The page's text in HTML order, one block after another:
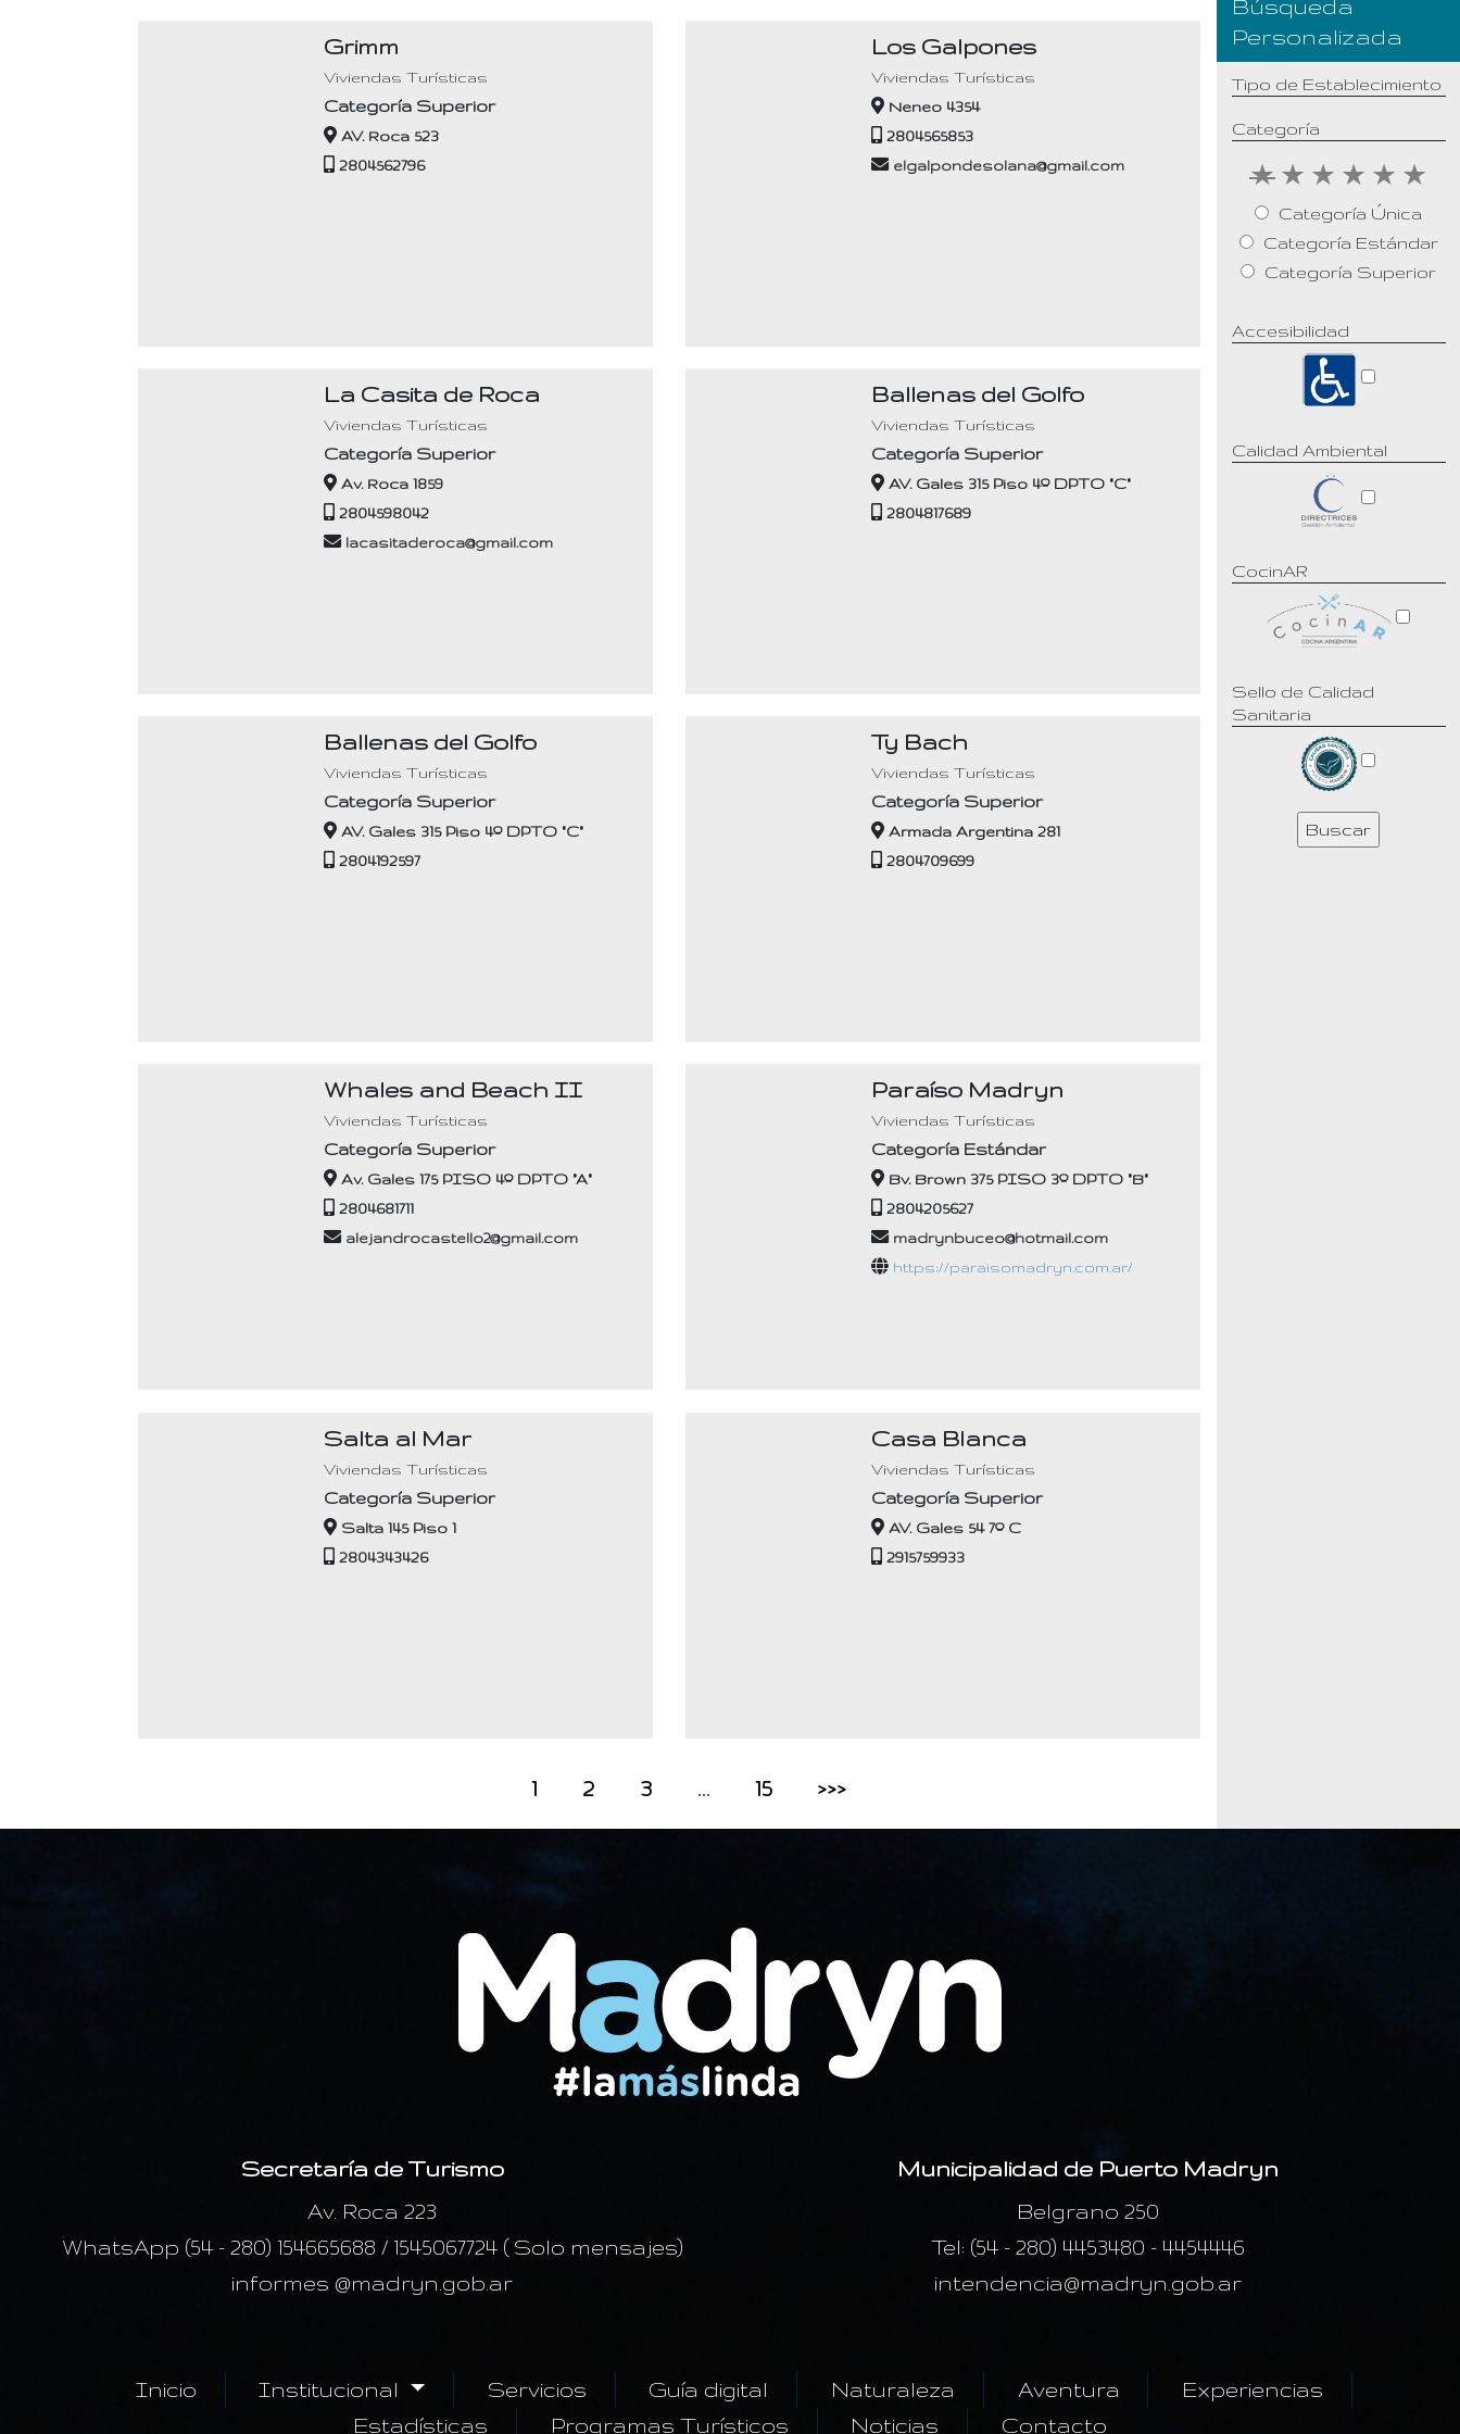
Programas Turísticos
Noticias
Contacto
Grimm
Viviendas Turísticas
Categoría Superior
AV. Roca 523
2804562796
Los Galpones
Viviendas Turísticas
Neneo 4354
2804565853
elgalpondesolana@gmail.com
La Casita de Roca
Viviendas Turísticas
Categoría Superior
Av. Roca 1859
2804598042
lacasitaderoca@gmail.com
Ballenas del Golfo
Viviendas Turísticas
Categoría Superior
AV. Gales 315 Piso 4º DPTO "C"
2804817689
Ballenas del Golfo
Viviendas Turísticas
Categoría Superior
AV. Gales 315 Piso 4º DPTO "C"
2804192597
Ty Bach
Viviendas Turísticas
Categoría Superior
Armada Argentina 281
2804709699
Whales and Beach II
Viviendas Turísticas
Categoría Superior
Av. Gales 175 PISO 4º DPTO "A"
2804681711
alejandrocastello2@gmail.com
Paraíso Madryn
Viviendas Turísticas
Categoría Estándar
Bv. Brown 375 PISO 3º DPTO "B"
2804205627
madrynbuceo@hotmail.com
https://paraisomadryn.com.ar/
Salta al Mar
Viviendas Turísticas
Categoría Superior
Salta 145 Piso 1
2804343426
Casa Blanca
Viviendas Turísticas
Categoría Superior
AV. Gales 54 7º C
2915759933
1 2 3 … 15 >>>
Búsqueda
Personalizada
Tipo de Establecimiento
Categoría
★
★
★
★
★
★
Categoría Única
Categoría Estándar
Categoría Superior
Accesibilidad
Calidad Ambiental
CocinAR
Sello de Calidad
Sanitaria
Secretaría de Turismo
Av. Roca 223
WhatsApp (54 - 280) 154665688 / 1545067724 ( Solo mensajes)
informes @madryn.gob.ar
Municipalidad de Puerto Madryn
Belgrano 250
Tel: (54 - 280) 4453480 - 4454446
intendencia@madryn.gob.ar
Inicio Institucional Servicios Guía digital Naturaleza Aventura
Experiencias
Estadísticas
Programas Turísticos Noticias Contacto